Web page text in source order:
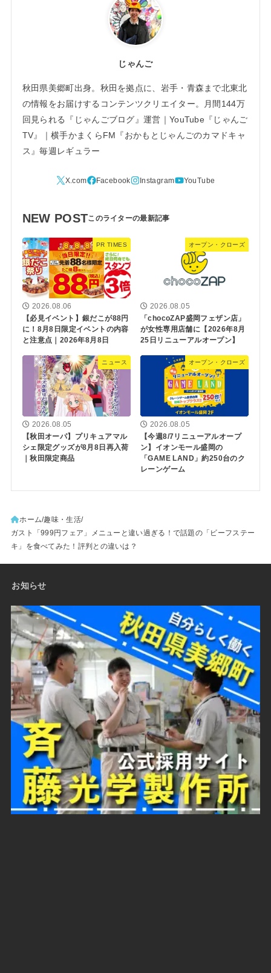
じゃんご
秋田県美郷町出身。秋田を拠点に、岩手・青森まで北東北
の情報をお届けするコンテンツクリエイター。月間144万
回見られる『じゃんごブログ』運営｜YouTube『じゃんご
TV』｜横手かまくらFM『おかもとじゃんごのカマドキャ
ス』毎週レギュラー
NEW POST
PR TIMES
2026.08.06
【必見イベント】銀だこが88円
に！8月8日限定イベントの内容
と注意点｜2026年8月8日
オープン・クローズ
2026.08.05
「chocoZAP盛岡フェザン店」
が女性専用店舗に【2026年8月
25日リニューアルオープン】
ニュース
2026.08.05
【秋田オーパ】プリキュアマル
シェ限定グッズが8月8日再入荷
｜秋田限定商品
オープン・クローズ
2026.08.05
【今週8/7リニューアルオープ
ン】イオンモール盛岡の
「GAME LAND」約250台のク
レーンゲーム
ホーム 趣味・生活
ガスト「999円フェア」メニューと違い過ぎる！で話題の「ビーフステー
キ」を食べてみた！評判との違いは？
お知らせ